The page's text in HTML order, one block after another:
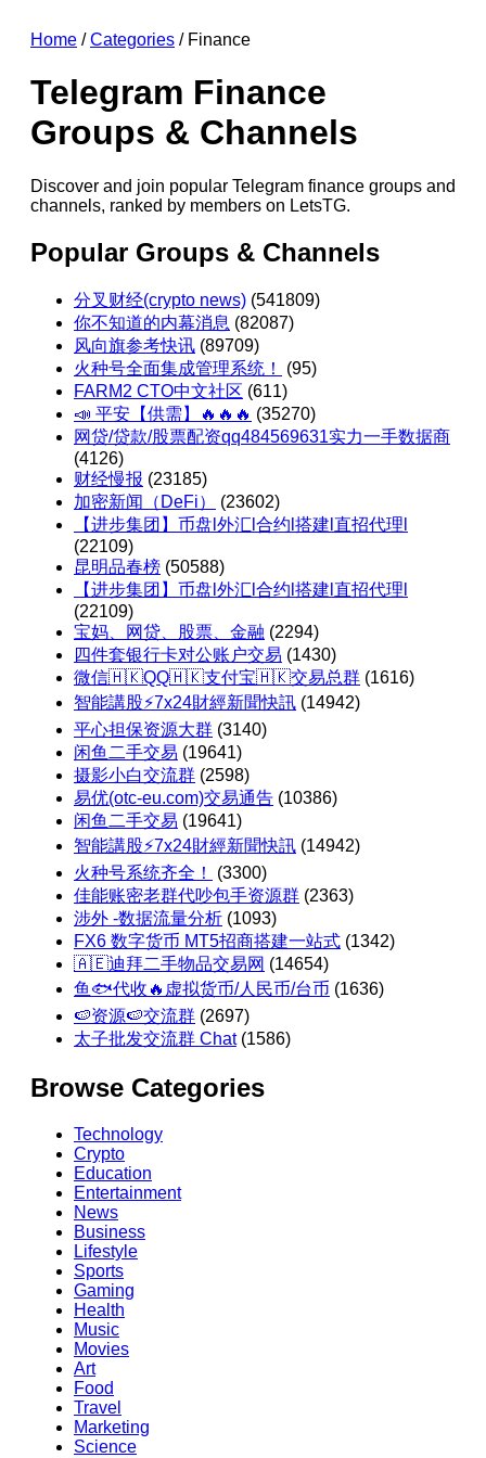
Home /Categories / Finance
Telegram Finance
Groups & Channels
Discover and join popular Telegram finance groups and
channels, ranked by members on LetsTG.
Popular Groups & Channels
分叉财经(crypto news) (541809)
你不知道的内幕消息 (82087)
风向旗参考快讯 (89709)
火种号全面集成管理系统！
(95)
FARM2 CTO中文社区 (611)
📣 平安【供需】🔥🔥🔥 (35270)
网贷/贷款/股票配资qq484569631实力一手数据商
(4126)
财经慢报 (23185)
加密新闻（DeFi）
(23602)
【进步集团】币盘l外汇l合约l搭建l直招代理l
(22109)
昆明品春榜 (50588)
【进步集团】币盘l外汇l合约l搭建l直招代理l
(22109)
宝妈、网贷、股票、金融 (2294)
四件套银行卡对公账户交易 (1430)
微信🇭🇰QQ🇭🇰支付宝🇭🇰交易总群 (1616)
智能講股⚡️7x24財經新聞快訊 (14942)
平心担保资源大群 (3140)
闲鱼二手交易 (19641)
摄影小白交流群 (2598)
易优(otc-eu.com)交易通告 (10386)
闲鱼二手交易 (19641)
智能講股⚡️7x24財經新聞快訊 (14942)
火种号系统齐全！
(3300)
佳能账密老群代吵包手资源群 (2363)
涉外 -数据流量分析 (1093)
FX6 数字货币 MT5招商搭建一站式 (1342)
🇦🇪迪拜二手物品交易网 (14654)
鱼🐟代收🔥虚拟货币/人民币/台币 (1636)
🍉资源🍉交流群 (2697)
太子批发交流群 Chat (1586)
Browse Categories
Technology
Crypto
Education
Entertainment
News
Business
Lifestyle
Sports
Gaming
Health
Music
Movies
Art
Food
Travel
Marketing
Science